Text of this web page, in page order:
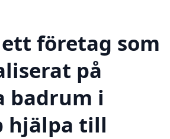
företag som
på
badrum i
hjälpa till